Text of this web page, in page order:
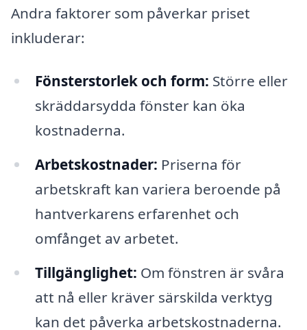
Andra faktorer som påverkar priset
inkluderar:
Fönsterstorlek och form: Större eller
skräddarsydda fönster kan öka
kostnaderna.
Arbetskostnader: Priserna för
arbetskraft kan variera beroende på
hantverkarens erfarenhet och
omfånget av arbetet.
Tillgänglighet: Om fönstren är svåra
att nå eller kräver särskilda verktyg
kan det påverka arbetskostnaderna.